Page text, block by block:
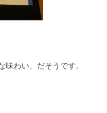
味わい、だそうです。